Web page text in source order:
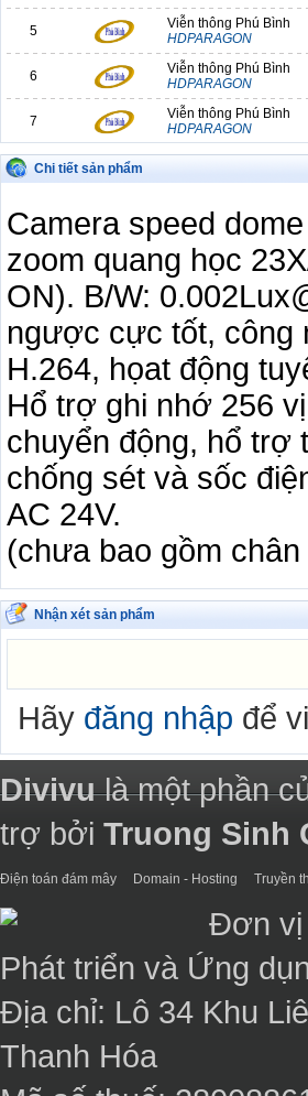
5
Viễn thông Phú Bình
HDPARAGON
6
Viễn thông Phú Bình
HDPARAGON
7
Viễn thông Phú Bình
HDPARAGON
8
Viễn thông Phú Bình
HDPARAGON
10
Viễn thông Phú Bình
HDPARAGON
11
Viễn thông Phú Bình
HDPARAGON
12
Viễn thông Phú Bình
HDPARAGON
13
Viễn thông Phú Bình
HDPARAGON
14
Viễn thông Phú Bình
HDPARAGON
15
Viễn thông Phú Bình
HDPARAGON
16
HDPARAGON
Viễn thông Phú Bình
18
HDPARAGON
20
Viễn thông Phú Bình
HDPARAGON
21
HDPARAGON
22
Viễn thông Phú Bình
HDPARAGON
Chi tiết sản phẩm
Camera speed
zoom quang học
ON). B/W:
ngược cực tốt, công
H.264, họat động
Hổ trợ ghi nhớ 256
chuyển động, hổ trợ
chống sét và sốc
AC 24V.
(chưa bao gồm chân
Nhận xét sản phẩm
Hãy đăng nhập để
Divivulà một phần
trợ bởi Truong Sinh
Điện toán đám mây Domain - Hosting Truyền
Đơn vị
Phát triển và Ứng
Địa chỉ: Lô 34 Khu
Thanh Hóa